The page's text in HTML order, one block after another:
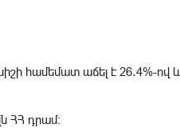
համեմատ աճել է 26․4%-ով և
ՀՀ դրամ։